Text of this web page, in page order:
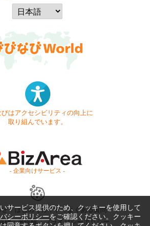
びはアクセシビリティの向上に
取り組んでいます。
- 企業向けサービス -
はじめてガイド
よくある質問
標・著作権 プライバシーポリシー
サービス提供のため、クッキーを使用して
シーポリシーをご確認ください。クッキー